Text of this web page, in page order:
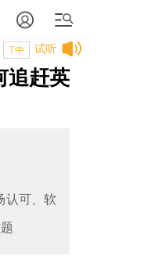
试听
T中
追赶英
认可、软